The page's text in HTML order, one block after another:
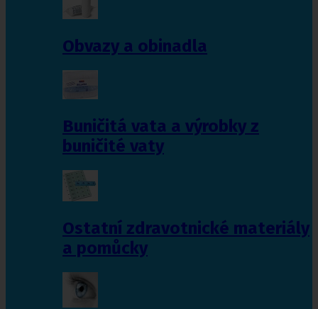
Obvazy a obinadla
Buničitá vata a výrobky z
buničité vaty
Ostatní zdravotnické materiály
a pomůcky